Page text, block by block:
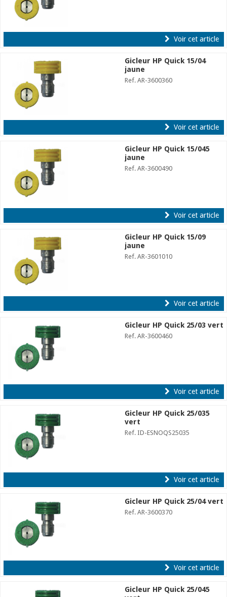
Voir cet article
Gicleur HP Quick 15/04
jaune
Ref. AR-3600360
Voir cet article
Gicleur HP Quick 15/045
jaune
Ref. AR-3600490
Voir cet article
Gicleur HP Quick 15/09
jaune
Ref. AR-3601010
Voir cet article
Gicleur HP Quick 25/03 vert
Ref. AR-3600460
Voir cet article
Gicleur HP Quick 25/035
vert
Ref. ID-ESNOQS25035
Voir cet article
Gicleur HP Quick 25/04 vert
Ref. AR-3600370
Voir cet article
Gicleur HP Quick 25/045